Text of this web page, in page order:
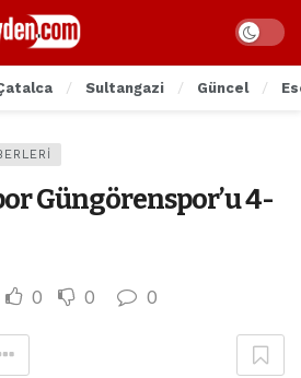
Sultangazi Güncel
Güngörenspor’u 4-
0 0 0